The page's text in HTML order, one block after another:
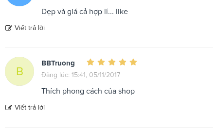
Dẹp và giá cả hợp lí... like
Viết trả lời
B
BBTruong
Đăng lúc: 15:41, 05/11/2017
Thích phong cách của shop
Viết trả lời